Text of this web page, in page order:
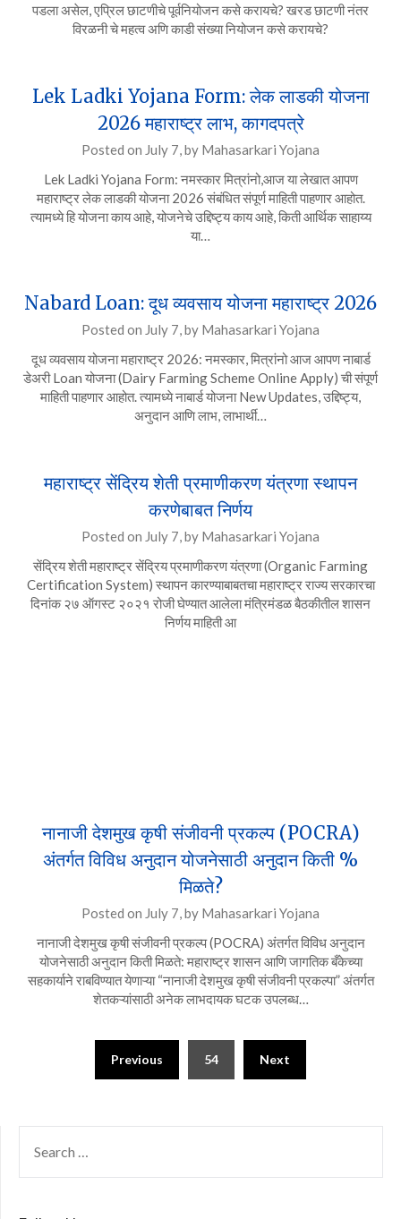
पडला असेल, एप्रिल छाटणीचे पूर्वनियोजन कसे करायचे? खरड छाटणी नंतर
विरळनी चे महत्व अणि काडी संख्या नियोजन कसे करायचे?
Lek Ladki Yojana Form: लेक लाडकी योजना
2026 महाराष्ट्र लाभ, कागदपत्रे
Posted on July 7,by Mahasarkari Yojana
Lek Ladki Yojana Form: नमस्कार मित्रांनो,आज या लेखात आपण
महाराष्ट्र लेक लाडकी योजना 2026 संबंधित संपूर्ण माहिती पाहणार आहोत.
त्यामध्ये हि योजना काय आहे, योजनेचे उद्दिष्ट्य काय आहे, किती आर्थिक साहाय्य
या…
Nabard Loan: दूध व्यवसाय योजना महाराष्ट्र 2026
Posted on July 7,by Mahasarkari Yojana
दूध व्यवसाय योजना महाराष्ट्र 2026: नमस्कार, मित्रांनो आज आपण नाबार्ड
डेअरी Loan योजना (Dairy Farming Scheme Online Apply) ची संपूर्ण
माहिती पाहणार आहोत. त्यामध्ये नाबार्ड योजना New Updates, उद्दिष्ट्य,
अनुदान आणि लाभ, लाभार्थी…
महाराष्ट्र सेंद्रिय शेती प्रमाणीकरण यंत्रणा स्थापन
करणेबाबत निर्णय
Posted on July 7,by Mahasarkari Yojana
सेंद्रिय शेती महाराष्ट्र सेंद्रिय प्रमाणीकरण यंत्रणा (Organic Farming
Certification System) स्थापन कारण्याबाबतचा महाराष्ट्र राज्य सरकारचा
दिनांक २७ ऑगस्ट २०२१ रोजी घेण्यात आलेला मंत्रिमंडळ बैठकीतील शासन
निर्णय माहिती आ
नानाजी देशमुख कृषी संजीवनी प्रकल्प (POCRA)
अंतर्गत विविध अनुदान योजनेसाठी अनुदान किती %
मिळते?
Posted on July 7,by Mahasarkari Yojana
नानाजी देशमुख कृषी संजीवनी प्रकल्प (POCRA) अंतर्गत विविध अनुदान
योजनेसाठी अनुदान किती मिळते: महाराष्ट्र शासन आणि जागतिक बँकेच्या
सहकार्याने राबविण्यात येणाऱ्या “नानाजी देशमुख कृषी संजीवनी प्रकल्पा” अंतर्गत
शेतकऱ्यांसाठी अनेक लाभदायक घटक उपलब्ध…
pagination
Previous 54 Next
FOR: